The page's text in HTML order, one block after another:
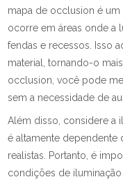
mapa de occlusion é
ocorre em áreas onde a
fendas e recessos. Isso
material, tornando-o
occlusion, você pode
sem a necessidade de
Além disso, considere a
é altamente dependente
realistas. Portanto, é
condições de